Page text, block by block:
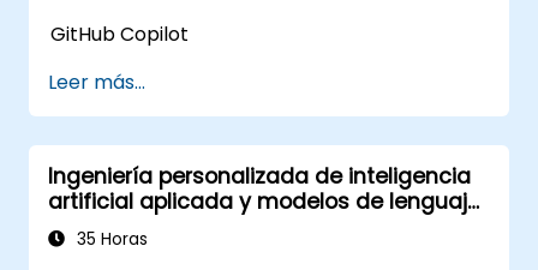
GitHub Copilot
Leer más...
Ingeniería personalizada de inteligencia
artificial aplicada y modelos de lenguaje
grandes con Python
35 Horas